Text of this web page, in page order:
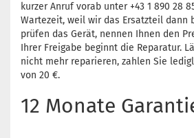
kurzer Anruf vorab unter +43 1 890 28
Wartezeit, weil wir das Ersatzteil dann
prüfen das Gerät, nennen Ihnen den
Ihrer Freigabe beginnt die Reparatur.
nicht mehr reparieren, zahlen Sie
von 20 €.
12 Monate